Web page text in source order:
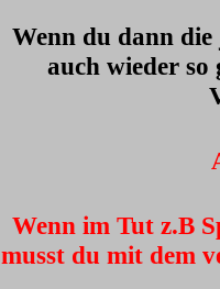
Wenn du dann
auch wieder so
Wenn im Tut z.B
musst du mit dem